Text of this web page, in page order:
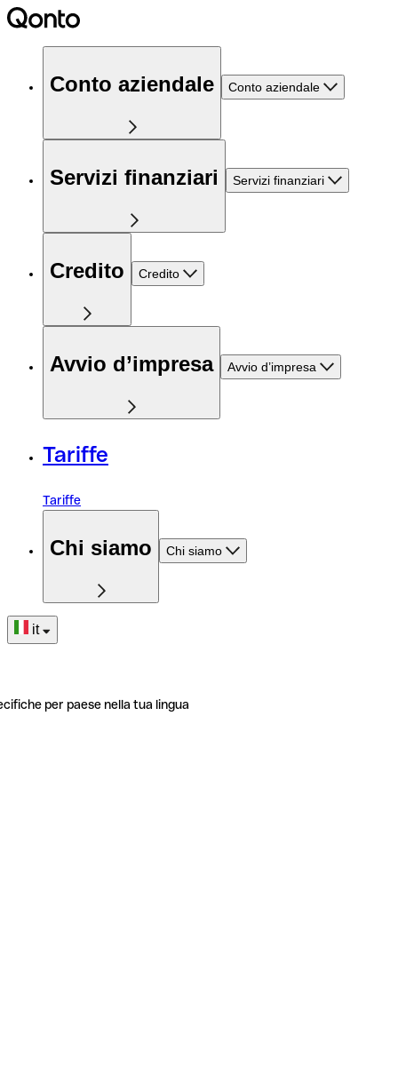
Conto aziendale Conto aziendale
Servizi finanziari Servizi finanziari
Credito Credito
Avvio d’impresa Avvio d’impresa
Tariffe
Tariffe
Chi siamo Chi siamo
it
per paese nella tua lingua